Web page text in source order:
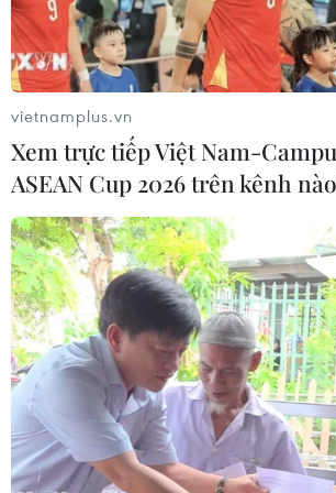
Quan điểm của cơ quan quản lý về
lùm xùm quanh phim "Hoàng hậu
cuối cùng"
20/07/2026 04:31
Thanh âm vượt đại dương: Phim
biệt dịp kỷ niệm 79 năm Ngày
Thương binh-Liệt sỹ
18/07/2026 02:27
Chiếu miễn phí nhiều bộ phim về
tài cách mạng nhân kỷ niệm ngày
27/7
09/07/2026 03:44
vietnamplus.vn
Xem trực tiếp Việt Nam-
ASEAN Cup 2026 trên kênh